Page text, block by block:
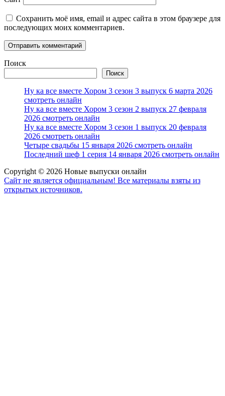
Сохранить моё имя, email и адрес сайта в этом браузере для
последующих моих комментариев.
Поиск
Поиск
Ну ка все вместе Хором 3 сезон 3 выпуск 6 марта 2026
смотреть онлайн
Ну ка все вместе Хором 3 сезон 2 выпуск 27 февраля
2026 смотреть онлайн
Ну ка все вместе Хором 3 сезон 1 выпуск 20 февраля
2026 смотреть онлайн
Четыре свадьбы 15 января 2026 смотреть онлайн
Последний шеф 1 серия 14 января 2026 смотреть онлайн
Copyright © 2026 Новые выпуски онлайн
Сайт не является официальным! Все материалы взяты из
открытых источников.